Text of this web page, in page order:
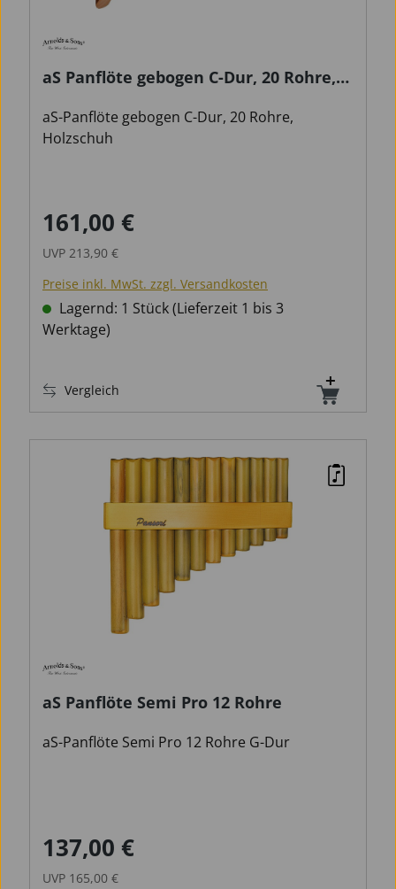
aS Panflöte gebogen C-Dur, 20 Rohre,
aS-Panflöte gebogen C-Dur, 20 Rohre,
Holzschuh
Verkaufspreis:
161,00 €
UVP 213,90 €
Preise inkl. MwSt. zzgl. Versandkosten
Lagernd: 1 Stück (Lieferzeit 1 bis 3
Werktage)
Vergleich
aS Panflöte Semi Pro 12 Rohre
aS-Panflöte Semi Pro 12 Rohre G-Dur
Verkaufspreis:
137,00 €
UVP 165,00 €